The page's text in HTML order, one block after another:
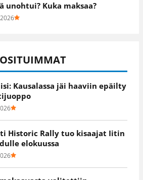
unohtui? Kuka maksaa?
Kausalassa jäi haaviin epäilty
Historic Rally tuo kisaajat Iitin
elokuussa